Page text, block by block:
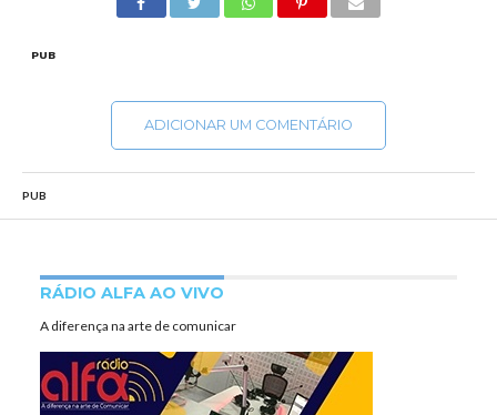
PUB
ADICIONAR UM COMENTÁRIO
PUB
RÁDIO ALFA AO VIVO
A diferença na arte de comunicar